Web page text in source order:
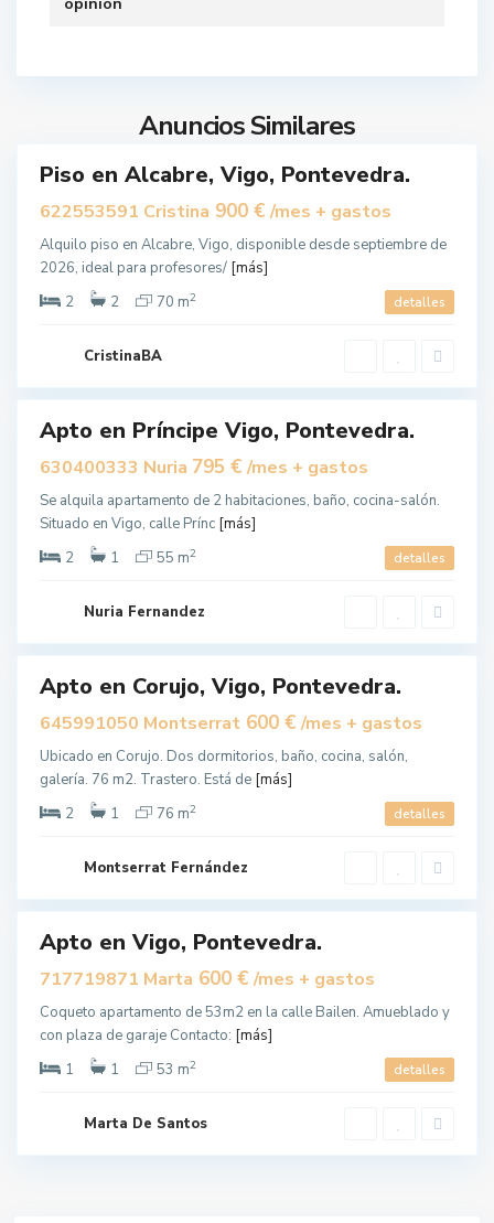
Anuncios Similares
Piso en Alcabre, Vigo, Pontevedra.
622553591 Cristina 900 € /mes + gastos
Alquilo piso en Alcabre, Vigo, disponible desde septiembre de
2026, ideal para profesores/ [más]
2
2 70 m2 detalles
CristinaBA
V
Apto en Príncipe Vigo, Pontevedra.
630400333 Nuria 795 € /mes + gastos
Se alquila apartamento de 2 habitaciones, baño, cocina-salón.
Situado en Vigo, calle Prínc [más]
2
1 55 m2 detalles
Nuria Fernandez
o
r
u
o
,
V
Apto en Corujo, Vigo, Pontevedra.
645991050 Montserrat 600 € /mes + gastos
Ubicado en Corujo. Dos dormitorios, baño, cocina, salón,
galería. 76 m2. Trastero. Está de [más]
2
1 76 m2 detalles
Montserrat Fernández
V
Apto en Vigo, Pontevedra.
717719871 Marta 600 € /mes + gastos
Coqueto apartamento de 53m2 en la calle Bailen. Amueblado y
con plaza de garaje Contacto: [más]
1
1 53 m2 detalles
Marta De Santos